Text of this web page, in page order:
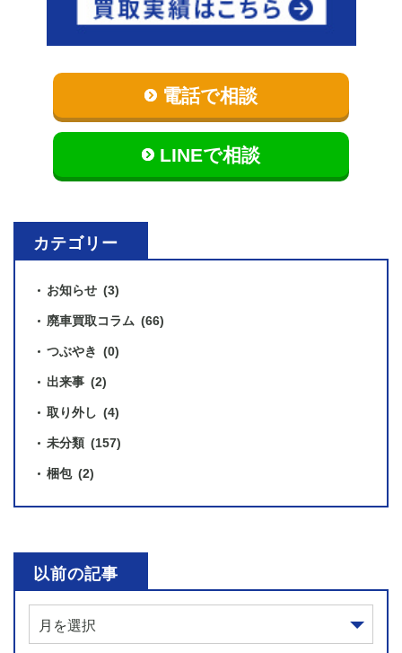
電話で相談
LINEで相談
カテゴリー
お知らせ (3)
廃車買取コラム (66)
つぶやき (0)
出来事 (2)
取り外し (4)
未分類 (157)
梱包 (2)
以前の記事